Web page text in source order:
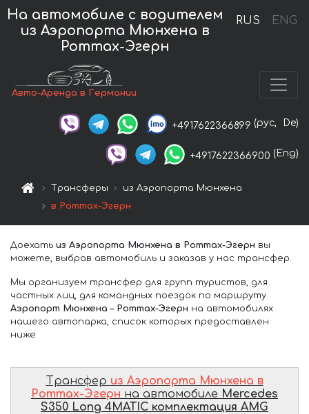
RUS ENG
На автомобиле с водителем
из Аэропорта Мюнхена в
Роттах-Эгерн
Авто-Аренда в Германии
+4917622366899 (рус, De)
+4917622366900 (Eng)
Трансферы
из Аэропорта Мюнхена
в Роттах-Эгерн
Доехать из Аэропорта Мюнхена в Роттах-Эгерн вы
можете, выбрав автомобиль и заказав у нас трансфер.
Мы организуем трансфер для групп туристов, для
частных лиц, для командных поездок по маршруту
Аэропорт Мюнхена – Роттах-Эгерн на автомобилях
нашего автопарка, список которых предоставлен
ниже.
Трансфер из Аэропорта Мюнхена в
Роттах-Эгерн на автомобиле Mercedes
S350 Long 4MATIC комплектация AMG